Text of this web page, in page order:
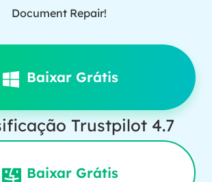
Document Repair!
Baixar Grátis
Trustpilot 4.7
Baixar Grátis